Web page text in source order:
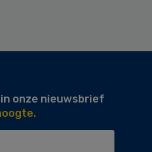
onze nieuwsbrief